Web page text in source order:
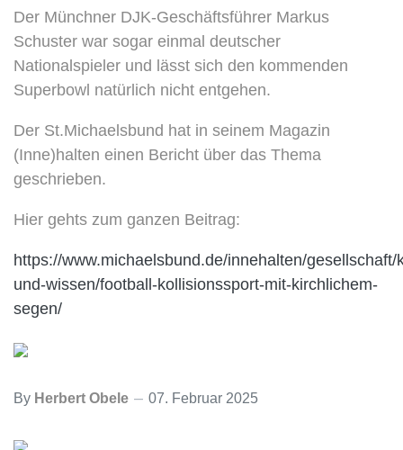
Der Münchner DJK-Geschäftsführer Markus
Schuster war sogar einmal deutscher
Nationalspieler und lässt sich den kommenden
Superbowl natürlich nicht entgehen.
Der St.Michaelsbund hat in seinem Magazin
(Inne)halten einen Bericht über das Thema
geschrieben.
Hier gehts zum ganzen Beitrag:
https://www.michaelsbund.de/innehalten/gesellschaft/
und-wissen/football-kollisionssport-mit-kirchlichem-
segen/
By Herbert Obele 07. Februar 2025